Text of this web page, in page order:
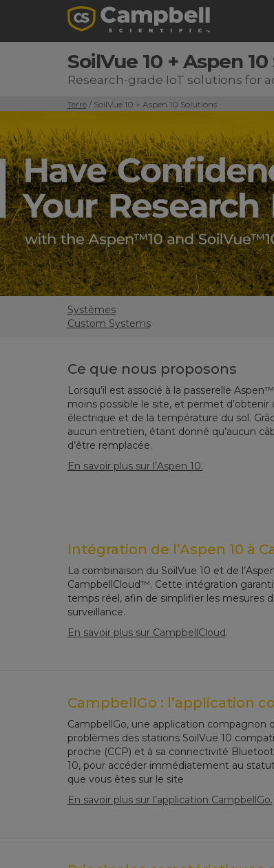
SoilVue 10 + Aspen
Research-grade IoT solutions for
Terre/ SoilVue 10 + Aspen 10 Solutions
Systèmes
Custom Systems
Ce que nous proposons
Lorsqu’il est associé à la passerelle
moins possible le site, et permet
électrique et de la température du sol.
aucun entretien, étant donné qu’aucun
d’être remplacée.
En savoir plus sur l’Aspen 10.
Intégration de l’Aspen 10 à
La combinaison du SoilVue 10 et de
CampbellCloud™. Cette intégration
temps réel, afin de simplifier les mesures
surveillance.
En savoir plus sur CampbellCloud.
CampbellGo : l’application
CampbellGo, une application
problèmes des stations SoilVue 10
proche (CCP) et à sa connectivité
10, pour accéder immédiatement au
que vous êtes sur le site
En savoir plus sur l’application CampbellGo.